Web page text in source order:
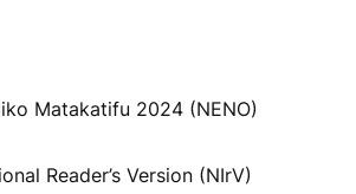
Matakatifu 2024 (NENO)
Reader’s Version (NIrV)